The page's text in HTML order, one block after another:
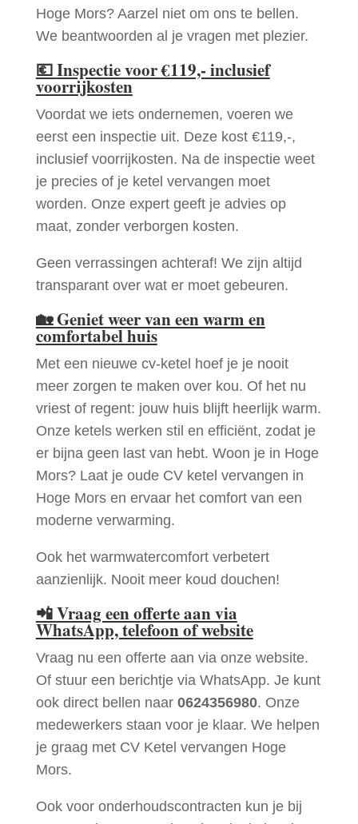
Hoge Mors? Aarzel niet om ons te bellen.
We beantwoorden al je vragen met plezier.
💶Inspectie voor €119,- inclusief
voorrijkosten
Voordat we iets ondernemen, voeren we
eerst een inspectie uit. Deze kost €119,-,
inclusief voorrijkosten. Na de inspectie weet
je precies of je ketel vervangen moet
worden. Onze expert geeft je advies op
maat, zonder verborgen kosten.
Geen verrassingen achteraf! We zijn altijd
transparant over wat er moet gebeuren.
🏡Geniet weer van een warm en
comfortabel huis
Met een nieuwe cv-ketel hoef je je nooit
meer zorgen te maken over kou. Of het nu
vriest of regent: jouw huis blijft heerlijk warm.
Onze ketels werken stil en efficiënt, zodat je
er bijna geen last van hebt. Woon je in Hoge
Mors? Laat je oude CV ketel vervangen in
Hoge Mors en ervaar het comfort van een
moderne verwarming.
Ook het warmwatercomfort verbetert
aanzienlijk. Nooit meer koud douchen!
📲Vraag een offerte aan via
WhatsApp, telefoon of website
Vraag nu een offerte aan via onze website.
Of stuur een berichtje via WhatsApp. Je kunt
ook direct bellen naar 0624356980. Onze
medewerkers staan voor je klaar. We helpen
je graag met CV Ketel vervangen Hoge
Mors.
Ook voor onderhoudscontracten kun je bij